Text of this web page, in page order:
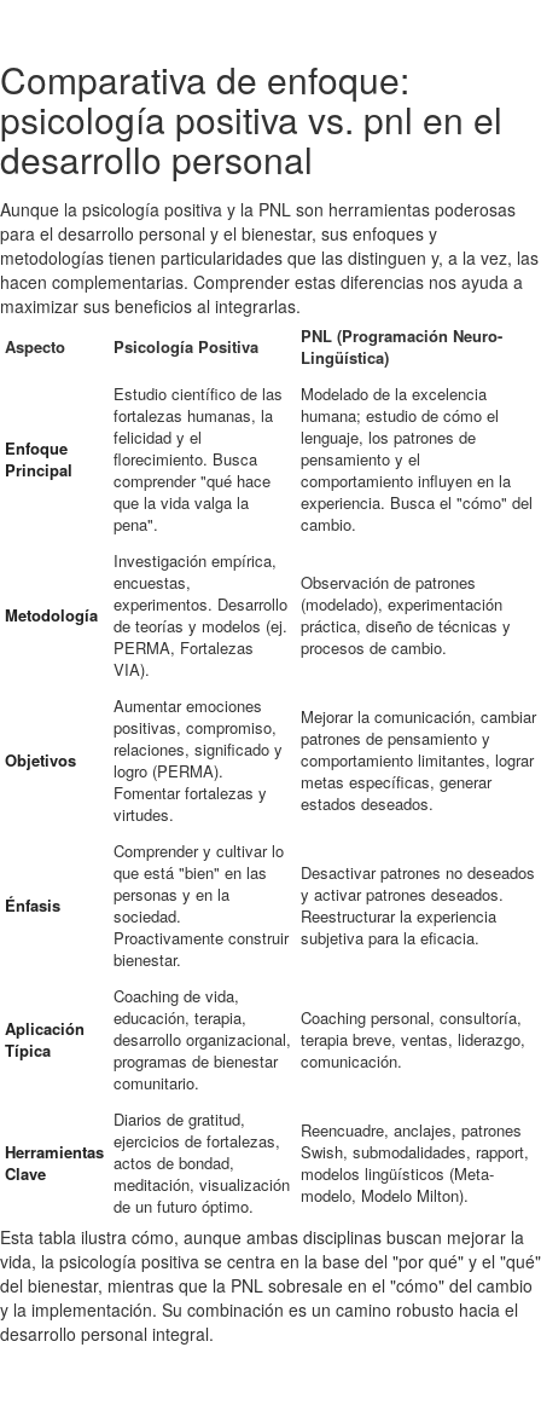
Comparativa de enfoque:
psicología positiva vs. pnl en el
desarrollo personal
Aunque la psicología positiva y la PNL son herramientas poderosas
para el desarrollo personal y el bienestar, sus enfoques y
metodologías tienen particularidades que las distinguen y, a la vez, las
hacen complementarias. Comprender estas diferencias nos ayuda a
maximizar sus beneficios al integrarlas.
Aspecto Psicología Positiva
PNL (Programación Neuro-
Lingüística)
Enfoque
Principal
Estudio científico de las
fortalezas humanas, la
felicidad y el
florecimiento. Busca
comprender "qué hace
que la vida valga la
pena".
Modelado de la excelencia
humana; estudio de cómo el
lenguaje, los patrones de
pensamiento y el
comportamiento influyen en la
experiencia. Busca el "cómo" del
cambio.
Metodología
Investigación empírica,
encuestas,
experimentos. Desarrollo
de teorías y modelos (ej.
PERMA, Fortalezas
VIA).
Observación de patrones
(modelado), experimentación
práctica, diseño de técnicas y
procesos de cambio.
Objetivos
Aumentar emociones
positivas, compromiso,
relaciones, significado y
logro (PERMA).
Fomentar fortalezas y
virtudes.
Mejorar la comunicación, cambiar
patrones de pensamiento y
comportamiento limitantes, lograr
metas específicas, generar
estados deseados.
Énfasis
Comprender y cultivar lo
que está "bien" en las
personas y en la
sociedad.
Proactivamente construir
bienestar.
Desactivar patrones no deseados
y activar patrones deseados.
Reestructurar la experiencia
subjetiva para la eficacia.
Aplicación
Típica
Coaching de vida,
educación, terapia,
desarrollo organizacional,
programas de bienestar
comunitario.
Coaching personal, consultoría,
terapia breve, ventas, liderazgo,
comunicación.
Herramientas
Clave
Diarios de gratitud,
ejercicios de fortalezas,
actos de bondad,
meditación, visualización
de un futuro óptimo.
Reencuadre, anclajes, patrones
Swish, submodalidades, rapport,
modelos lingüísticos (Meta-
modelo, Modelo Milton).
Esta tabla ilustra cómo, aunque ambas disciplinas buscan mejorar la
vida, la psicología positiva se centra en la base del "por qué" y el "qué"
del bienestar, mientras que la PNL sobresale en el "cómo" del cambio
y la implementación. Su combinación es un camino robusto hacia el
desarrollo personal integral.